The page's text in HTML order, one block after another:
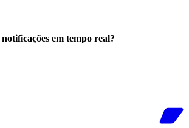
notificações em tempo real?